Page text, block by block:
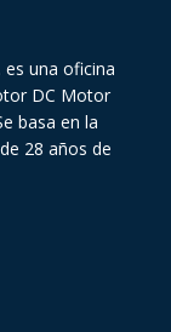
es una oficina
DC Motor
basa en la
28 años de